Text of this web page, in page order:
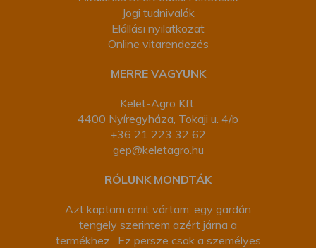
Jogi tudnivalók
Elállási nyilatkozat
Online vitarendezés
MERRE VAGYUNK
Kelet-Agro Kft.
4400 Nyíregyháza, Tokaji u. 4/b
+36 21 223 32 62
gep@keletagro.hu
RÓLUNK MONDTÁK
Azt kaptam amit vártam, egy gardán
tengely szerintem azért járna a
termékhez . Ez persze csak a személyes